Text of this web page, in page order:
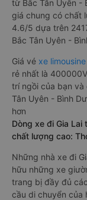
từ Bắc Tân Uyên -
giá chung có chất
4.6/5 dựa trên
Bắc Tân Uyên -
Giá vé xe
rẻ nhất là
trí ngồi của bạn và
Tân Uyên - Bình
hơn
Dòng xe đi Gia
chất lượng cao:
Những nhà xe đi
hữu những xe
trang bị đầy đủ
cầu di chuyển của